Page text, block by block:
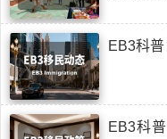
EB3科
EB3科